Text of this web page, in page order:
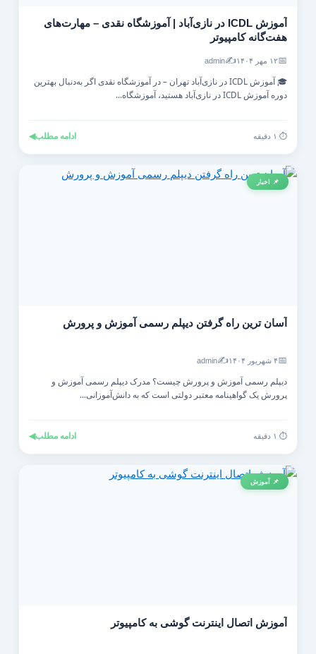
آموزش ICDL در نازی‌آباد | آموزشگاه نقدی – مهارت‌های
هفت‌گانه کامپیوتر
۱۲ مهر ۱۴۰۴ ✍️
admin
🎓 آموزش ICDL در نازی‌آباد تهران – در آموزشگاه نقدی اگر به‌دنبال بهترین
دوره آموزش ICDL در نازی‌آباد هستید، آموزشگاه...
ادامه مطلب◀
📌 اخبار
آسان ترین راه گرفتن دیپلم رسمی آموزش و پرورش
۴ شهریور ۱۴۰۴ ✍️
admin
دیپلم رسمی آموزش و پرورش چیست؟ مدرک دیپلم رسمی آموزش و
پرورش یک گواهینامه معتبر دولتی است که به دانش‌آموزانی...
ادامه مطلب◀
📌 آموزش
آموزش اتصال اینترنت گوشی به کامپیوتر